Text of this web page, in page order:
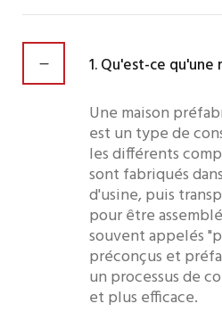
1. Qu'est-ce
Une maison
est un type de
les différents
sont fabriqués
d'usine, puis
pour être
souvent appelés
préconçus et
un processus de
et plus efficace.